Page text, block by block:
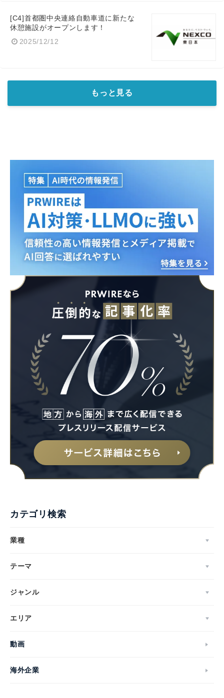
[C4]首都圏中央連絡自動車道に新たな
休憩施設がオープンします！
2025/12/12
もっと見る
カテゴリ検索
業種
テーマ
ジャンル
エリア
動画
海外企業